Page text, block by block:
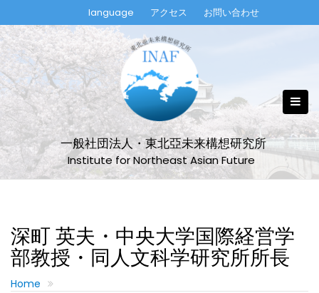
to
content
language アクセス お問い合わせ
一般社団法人・東北亞未来構想研究所
Institute for Northeast Asian Future
深町 英夫・中央大学国際経営学
部教授・同人文科学研究所所長
Home